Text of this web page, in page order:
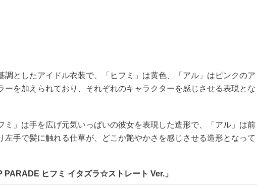
としたアイドル衣装で、「ヒフミ」は黄色、「アル」はピンクのア
ーを加えられており、それぞれのキャラクターを感じさせる表現とな
」は手を広げ元気いっぱいの彼女を表現した造形で、「アル」は前
左手で髪に触れる仕草が、どこか艶やかさを感じさせる造形となって
PARADE ヒフミ イタズラ☆ストレート Ver.」